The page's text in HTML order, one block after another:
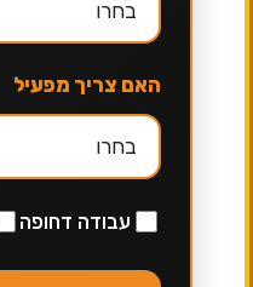
האם צריך מפעיל
עבודה דחופה